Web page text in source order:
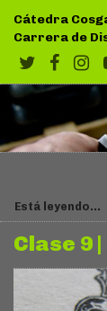
Cátedra
Carrera de
Está leyendo...
Clase 9